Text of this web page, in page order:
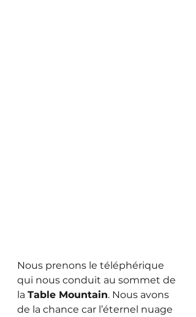
Nous prenons le téléphérique
qui nous conduit au sommet de
la Table Mountain. Nous avons
de la chance car l’éternel nuage